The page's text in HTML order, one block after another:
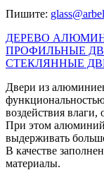
Пишите:
ДЕРЕВО
ПРОФИЛЬНЫЕ
СТЕКЛЯННЫЕ
Двери из
воздействия
При этом алюминий
выдерживать
В качестве
материалы.